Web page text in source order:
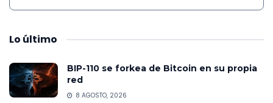
Lo último
BIP-110 se forkea de Bitcoin en su propia
red
8 AGOSTO, 2026